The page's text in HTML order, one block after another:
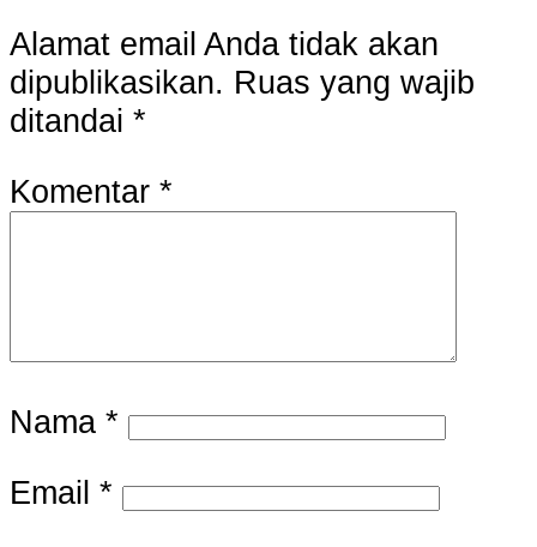
Alamat email Anda tidak akan
dipublikasikan. Ruas yang wajib
ditandai *
Komentar *
Nama *
Email *